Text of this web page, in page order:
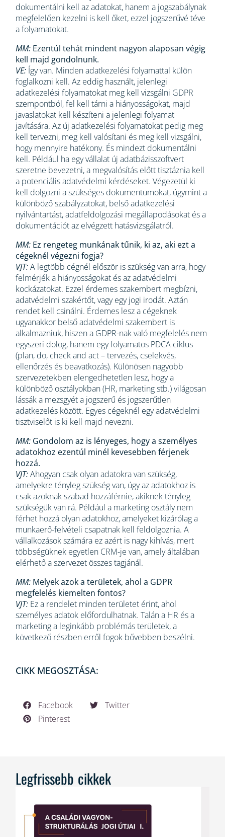
dokumentálni kell az adatokat, hanem a jogszabálynak
megfelelően kezelni is kell őket, ezzel jogszerűvé téve
a folyamatokat.
MM: Ezentúl tehát mindent nagyon alaposan végig
kell majd gondolnunk.
VE: Így van. Minden adatkezelési folyamattal külön
foglalkozni kell. Az eddig használt, jelenlegi
adatkezelési folyamatokat meg kell vizsgálni GDPR
szempontból, fel kell tárni a hiányosságokat, majd
javaslatokat kell készíteni a jelenlegi folyamat
javítására. Az új adatkezelési folyamatokat pedig meg
kell tervezni, meg kell valósítani és meg kell vizsgálni,
hogy mennyire hatékony. És mindezt dokumentálni
kell. Például ha egy vállalat új adatbázisszoftvert
szeretne bevezetni, a megvalósítás előtt tisztáznia kell
a potenciális adatvédelmi kérdéseket. Végezetül ki
kell dolgozni a szükséges dokumentumokat, úgymint a
különböző szabályzatokat, belső adatkezelési
nyilvántartást, adatfeldolgozási megállapodásokat és a
dokumentációt az elvégzett hatásvizsgálatról.
MM: Ez rengeteg munkának tűnik, ki az, aki ezt a
cégeknél végezni fogja?
VJT:A legtöbb cégnél először is szükség van arra, hogy
felmérjék a hiányosságokat és az adatvédelmi
kockázatokat. Ezzel érdemes szakembert megbízni,
adatvédelmi szakértőt, vagy egy jogi irodát. Aztán
rendet kell csinálni. Érdemes lesz a cégeknek
ugyanakkor belső adatvédelmi szakembert is
alkalmazniuk, hiszen a GDPR-nak való megfelelés nem
egyszeri dolog, hanem egy folyamatos PDCA ciklus
(plan, do, check and act – tervezés, cselekvés,
ellenőrzés és beavatkozás). Különösen nagyobb
szervezetekben elengedhetetlen lesz, hogy a
különböző osztályokban (HR, marketing stb.) világosan
lássák a mezsgyét a jogszerű és jogszerűtlen
adatkezelés között. Egyes cégeknél egy adatvédelmi
tisztviselőt is ki kell majd nevezni.
MM: Gondolom az is lényeges, hogy a személyes
adatokhoz ezentúl minél kevesebben férjenek
hozzá.
VJT:Ahogyan csak olyan adatokra van szükség,
amelyekre tényleg szükség van, úgy az adatokhoz is
csak azoknak szabad hozzáférnie, akiknek tényleg
szükségük van rá. Például a marketing osztály nem
férhet hozzá olyan adatokhoz, amelyeket kizárólag a
munkaerő-felvételi csapatnak kell feldolgoznia. A
vállalkozások számára ez azért is nagy kihívás, mert
többségüknek egyetlen CRM-je van, amely általában
elérhető a szervezet összes tagjánál.
MM: Melyek azok a területek, ahol a GDPR
megfelelés kiemelten fontos?
VJT: Ez a rendelet minden területet érint, ahol
személyes adatok előfordulhatnak. Talán a HR és a
marketing a leginkább problémás területek, a
következő részben erről fogok bővebben beszélni.
CIKK MEGOSZTÁSA:
Facebook
Twitter
Pinterest
Legfrissebb cikkek